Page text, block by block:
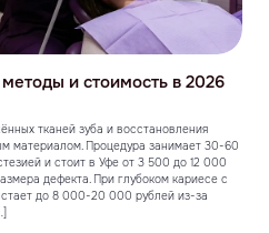
и стоимость в 2026
тканей зуба и восстановления
материалом. Процедура занимает 30-60
и стоит в Уфе от 3 500 до 12 000
дефекта. При глубоком кариесе с
до 8 000-20 000 рублей из-за